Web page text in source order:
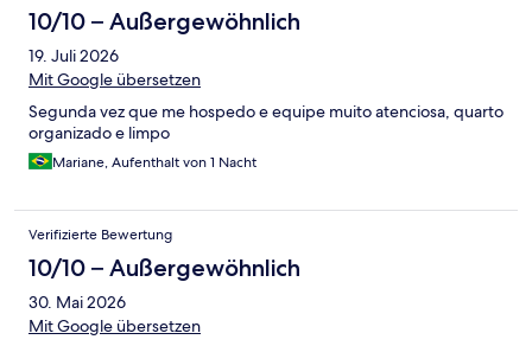
10/10 – Außergewöhnlich
19. Juli 2026
Mit Google übersetzen
Segunda vez que me hospedo e equipe muito atenciosa, quarto
organizado e limpo
Mariane, Aufenthalt von 1 Nacht
Verifizierte Bewertung
10/10 – Außergewöhnlich
30. Mai 2026
Mit Google übersetzen